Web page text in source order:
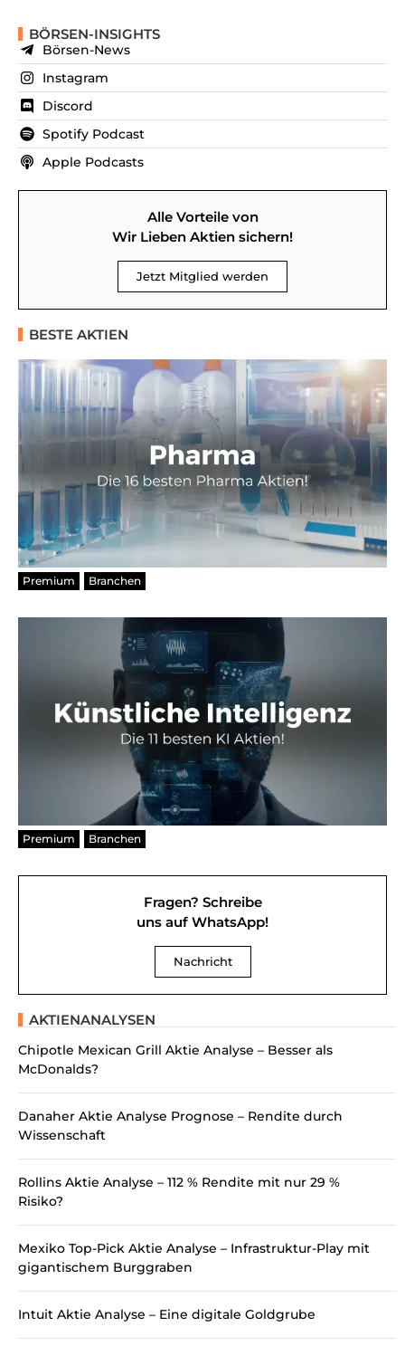
BÖRSEN-INSIGHTS
Börsen-News
Instagram
Discord
Spotify Podcast
Apple Podcasts
Alle Vorteile von
Wir Lieben Aktien sichern!
Jetzt Mitglied werden
BESTE AKTIEN
Premium Branchen
Premium Branchen
Fragen? Schreibe
uns auf WhatsApp!
Nachricht
AKTIENANALYSEN
Chipotle Mexican Grill Aktie Analyse – Besser als
McDonalds?
Danaher Aktie Analyse Prognose – Rendite durch
Wissenschaft
Rollins Aktie Analyse – 112 % Rendite mit nur 29 %
Risiko?
Mexiko Top-Pick Aktie Analyse – Infrastruktur-Play mit
gigantischem Burggraben
Intuit Aktie Analyse – Eine digitale Goldgrube